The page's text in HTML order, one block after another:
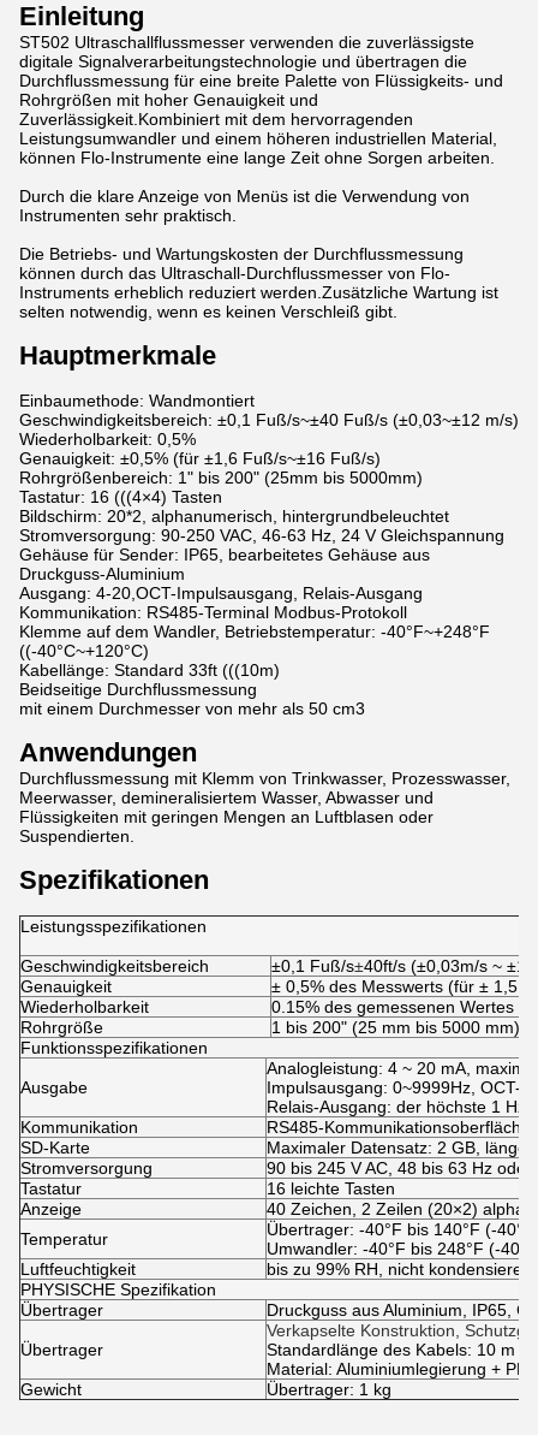
Einleitung
ST502 Ultraschallflussmesser verwenden die zuverlässigste
digitale Signalverarbeitungstechnologie und übertragen die
Durchflussmessung für eine breite Palette von Flüssigkeits- und
Rohrgrößen mit hoher Genauigkeit und
Zuverlässigkeit.Kombiniert mit dem hervorragenden
Leistungsumwandler und einem höheren industriellen Material,
können Flo-Instrumente eine lange Zeit ohne Sorgen arbeiten.
Durch die klare Anzeige von Menüs ist die Verwendung von
Instrumenten sehr praktisch.
Die Betriebs- und Wartungskosten der Durchflussmessung
können durch das Ultraschall-Durchflussmesser von Flo-
Instruments erheblich reduziert werden.Zusätzliche Wartung ist
selten notwendig, wenn es keinen Verschleiß gibt.
Hauptmerkmale
Einbaumethode: Wandmontiert
Geschwindigkeitsbereich: ±0,1 Fuß/s~±40 Fuß/s (±0,03~±12 m/s)
Wiederholbarkeit: 0,5%
Genauigkeit: ±0,5% (für ±1,6 Fuß/s~±16 Fuß/s)
Rohrgrößenbereich: 1" bis 200" (25mm bis 5000mm)
Tastatur: 16 (((4×4) Tasten
Bildschirm: 20*2, alphanumerisch, hintergrundbeleuchtet
Stromversorgung: 90-250 VAC, 46-63 Hz, 24 V Gleichspannung
Gehäuse für Sender: IP65, bearbeitetes Gehäuse aus
Druckguss-Aluminium
Ausgang: 4-20,OCT-Impulsausgang, Relais-Ausgang
Kommunikation: RS485-Terminal Modbus-Protokoll
Klemme auf dem Wandler, Betriebstemperatur: -40°F~+248°F
((-40°C~+120°C)
Kabellänge: Standard 33ft (((10m)
Beidseitige Durchflussmessung
mit einem Durchmesser von mehr als 50 cm3
Anwendungen
Durchflussmessung mit Klemm von Trinkwasser, Prozesswasser,
Meerwasser, demineralisiertem Wasser, Abwasser und
Flüssigkeiten mit geringen Mengen an Luftblasen oder
Suspendierten.
Spezifikationen
Leistungsspezifikationen
Geschwindigkeitsbereich ±0,1 Fuß/s±40ft/s (±0,03m/s ~
Genauigkeit
± 0,5% des Messwerts (für ± 1,5
Wiederholbarkeit
0.15% des gemessenen Wertes
Rohrgröße
1 bis 200" (25 mm bis 5000 mm)
Funktionsspezifikationen
Ausgabe
Analogleistung: 4 ~ 20 mA,
Impulsausgang: 0~9999Hz, OCT-
Relais-Ausgang: der höchste 1
Kommunikation
RS485-
SD-Karte
Maximaler Datensatz: 2 GB,
Stromversorgung
90 bis 245 V AC, 48 bis 63 Hz oder
Tastatur
16 leichte Tasten
Anzeige
40 Zeichen, 2 Zeilen (20×2)
Temperatur
Übertrager: -40°F bis 140°F (-
Umwandler: -40°F bis 248°F (-
Luftfeuchtigkeit
bis zu 99% RH, nicht
PHYSISCHE Spezifikation
Übertrager
Druckguss aus Aluminium, IP65,
Übertrager
Verkapselte Konstruktion,
Standardlänge des Kabels: 10 m
Material: Aluminiumlegierung + PEI
Gewicht
Übertrager: 1 kg